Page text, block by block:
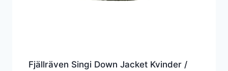
Fjällräven Singi Down Jacket Kvinder /